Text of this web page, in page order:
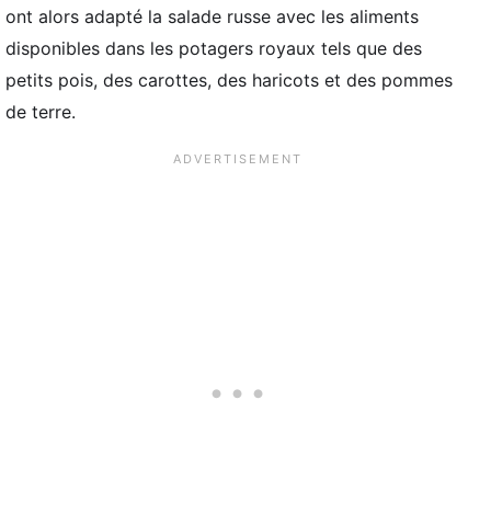
ont alors adapté la salade russe avec les aliments
disponibles dans les potagers royaux tels que des
petits pois, des carottes, des haricots et des pommes
de terre.